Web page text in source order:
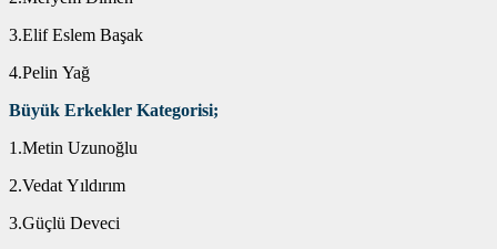
3.Elif Eslem Başak
4.Pelin Yağ
Büyük Erkekler Kategorisi;
1.Metin Uzunoğlu
2.Vedat Yıldırım
3.Güçlü Deveci